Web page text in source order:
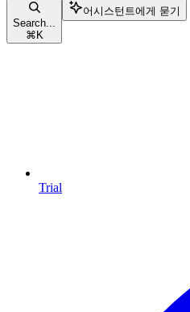
Search...
⌘ K
어시스턴트에게 묻기
Trial